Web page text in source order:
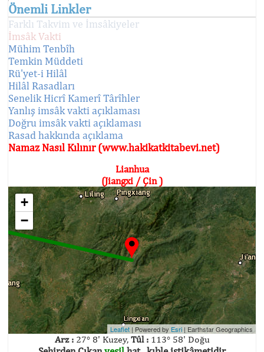
Önemli Linkler
Farklı Takvim ve İmsâkiyeler
İmsâk Vakti
Mühim Tenbîh
Temkin Müddeti
Rü'yet-i Hilâl
Hilâl Rasadları
Senelik Hicrî Kamerî Târîhler
Yanlış imsâk vakti açıklaması
Doğru imsâk vakti açıklaması
Rasad hakkında açıklama
Namaz Nasıl Kılınır (www.hakikatkitabevi.net)
Lianhua
(Jiangxi / Çin )
+
−
Leaflet | Powered by Esri | Earthstar Geographics
Arz :27° 8' Kuzey, Tûl :113° 58' Doğu